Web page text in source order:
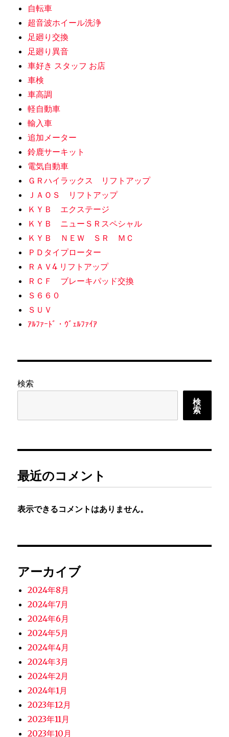
自転車
超音波ホイール洗浄
足廻り交換
足廻り異音
車好き スタッフ お店
車検
車高調
軽自動車
輸入車
追加メーター
鈴鹿サーキット
電気自動車
ＧＲハイラックス リフトアップ
ＪＡＯＳ リフトアップ
ＫＹＢ エクステージ
ＫＹＢ ニューＳＲスペシャル
ＫＹＢ ＮＥＷ ＳＲ ＭＣ
ＰＤタイプローター
ＲＡＶ4 リフトアップ
ＲＣＦ ブレーキパッド交換
Ｓ６６０
ＳＵＶ
ｱﾙﾌｧｰﾄﾞ・ｳﾞｪﾙﾌｧｲｱ
検索
検
索
最近のコメント
表示できるコメントはありません。
アーカイブ
2024年8月
2024年7月
2024年6月
2024年5月
2024年4月
2024年3月
2024年2月
2024年1月
2023年12月
2023年11月
2023年10月